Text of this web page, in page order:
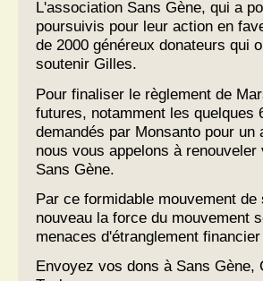
L'association Sans Gène, qui a
poursuivis pour leur action en
de 2000 généreux donateurs qui
soutenir Gilles.
Pour finaliser le règlement de
futures, notamment les quelques
demandés par Monsanto pour
nous vous appelons à
Sans Gène.
Par ce formidable mouvement
nouveau la force du mouvement
menaces d'étranglement
Envoyez vos dons à Sans Gène,